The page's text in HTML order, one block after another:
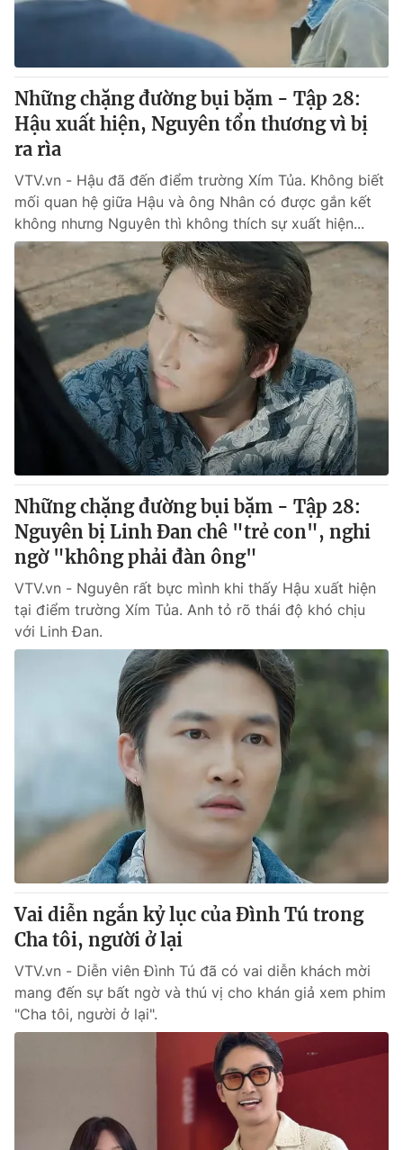
thuận bằng văn bản. Ghi rõ nguồn VTV.vn khi phát hành lại
thông tin từ website này.
Những chặng đường bụi bặm - Tập 28:
Hậu xuất hiện, Nguyên tổn thương vì bị
ra rìa
VTV.vn - Hậu đã đến điểm trường Xím Tủa. Không biết
mối quan hệ giữa Hậu và ông Nhân có được gắn kết
không nhưng Nguyên thì không thích sự xuất hiện...
Những chặng đường bụi bặm - Tập 28:
Nguyên bị Linh Đan chê "trẻ con", nghi
ngờ "không phải đàn ông"
VTV.vn - Nguyên rất bực mình khi thấy Hậu xuất hiện
tại điểm trường Xím Tủa. Anh tỏ rõ thái độ khó chịu
với Linh Đan.
Vai diễn ngắn kỷ lục của Đình Tú trong
Cha tôi, người ở lại
VTV.vn - Diễn viên Đình Tú đã có vai diễn khách mời
mang đến sự bất ngờ và thú vị cho khán giả xem phim
"Cha tôi, người ở lại".